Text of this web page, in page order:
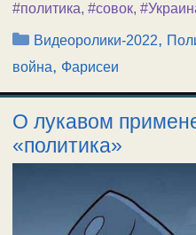
#политика, #совок,
Рубрики
Видеоролики-2022,
война, Фарисеи
О лукавом
«политика»